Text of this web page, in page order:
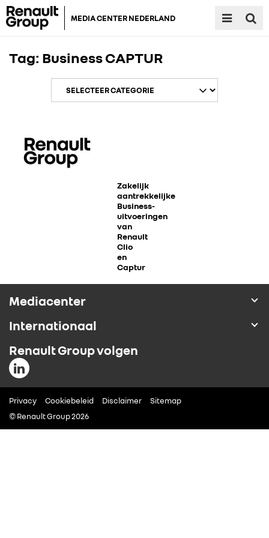
MEDIA CENTER NEDERLAND
RENAULT GROUP
ALLIANCE
FOTO’S & VIDEO’S
IN DE MEDIA
CONTACT
Tag: Business CAPTUR
Zakelijk
aantrekkelijke
Business-
uitvoeringen
van
Renault
Clio
en
Captur
Mediacenter
Internationaal
Renault Group volgen
Privacy Cookiebeleid Disclaimer
Sitemap
© Renault Group 2026